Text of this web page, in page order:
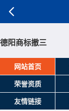
德阳商标撤三
网站首页
荣誉资质
友情链接